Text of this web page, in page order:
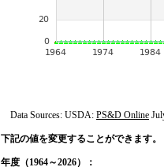
Data Sources: USDA: PS&D Online
下記の値を変更することができます。
年度（1964～2026）：